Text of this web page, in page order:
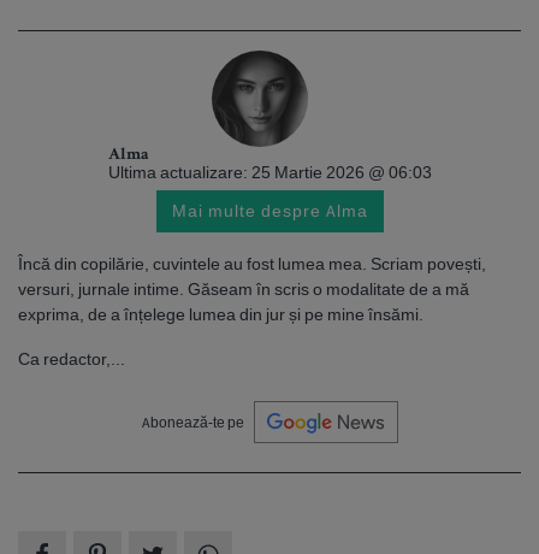
Alma
Ultima actualizare: 25 Martie 2026 @ 06:03
Mai multe despre Alma
Încă din copilărie, cuvintele au fost lumea mea. Scriam povești,
versuri, jurnale intime. Găseam în scris o modalitate de a mă
exprima, de a înțelege lumea din jur și pe mine însămi.
Ca redactor,...
Abonează-te pe